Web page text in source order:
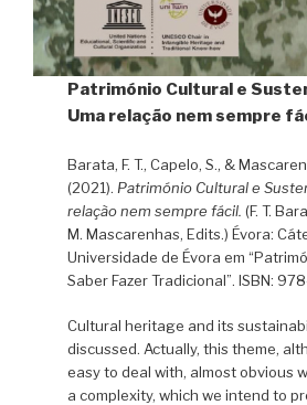
Património Cultural e
Uma relação nem sempre
Barata, F. T., Capelo, S., &
(2021). Património Cultural e
relação nem sempre fácil. (F. T.
M. Mascarenhas, Edits.) Évora:
Universidade de Évora em
Saber Fazer Tradicional”. ISBN:
Cultural heritage and its
discussed. Actually, this theme,
easy to deal with, almost obvious
a complexity, which we intend to